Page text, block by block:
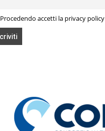
Procedendo accetti la privacy policy